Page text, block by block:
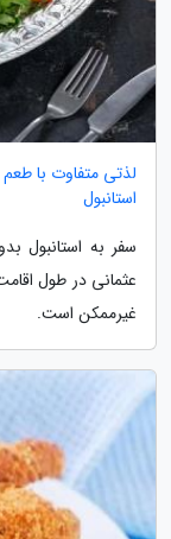
لذتی متفاوت با
استانبول
سفر به استانبول
عثمانی در طول
غیرممکن است.